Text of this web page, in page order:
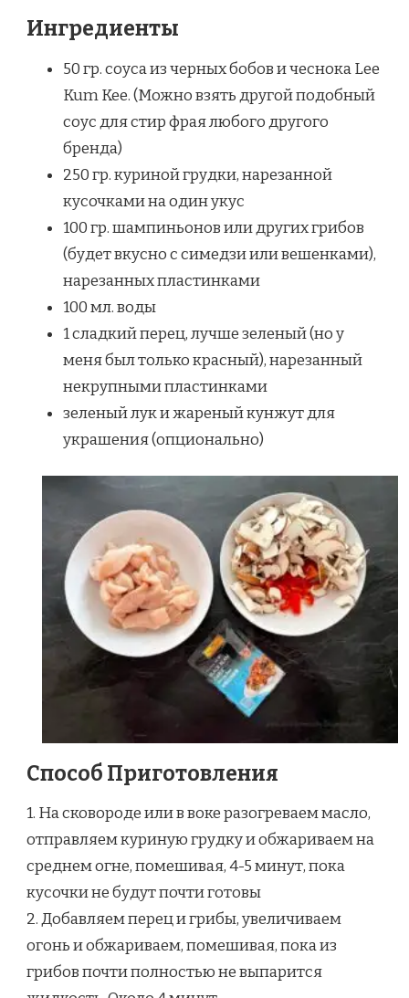
Ингредиенты
50 гр. соуса из черных бобов и чеснока Lee
Kum Kee. (Можно взять другой подобный
соус для стир фрая любого другого
бренда)
250 гр. куриной грудки, нарезанной
кусочками на один укус
100 гр. шампиньонов или других грибов
(будет вкусно с симедзи или вешенками),
нарезанных пластинками
100 мл. воды
1 сладкий перец, лучше зеленый (но у
меня был только красный), нарезанный
некрупными пластинками
зеленый лук и жареный кунжут для
украшения (опционально)
Способ Приготовления
1. На сковороде или в воке разогреваем масло,
отправляем куриную грудку и обжариваем на
среднем огне, помешивая, 4-5 минут, пока
кусочки не будут почти готовы
2. Добавляем перец и грибы, увеличиваем
огонь и обжариваем, помешивая, пока из
грибов почти полностью не выпарится